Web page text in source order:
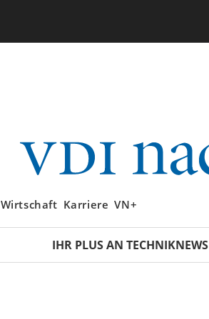
Wirtschaft Karriere VN+
IHR PLUS AN TECHNIKNEWS